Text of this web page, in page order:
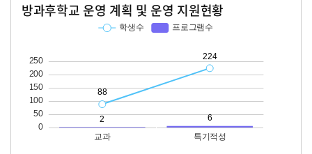
방과후학교 운영 계획 및 운영 지원현황